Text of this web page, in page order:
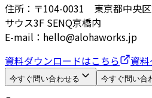
住所：〒104-0031 東京都中央
サウス3F SENQ京橋内
E-mail：hello@alohaworks.jp
資料ダウンロードはこちら
資
今すぐ問い合わせる 今すぐ問い合